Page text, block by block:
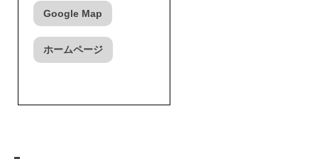
Google Map
ホームページ